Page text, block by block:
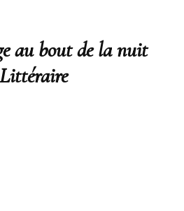
au bout de la nuit